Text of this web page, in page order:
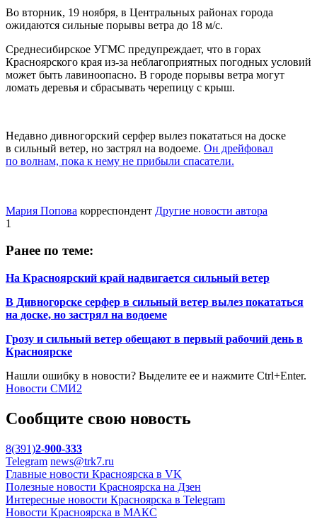
Во вторник, 19 ноября, в Центральных районах города
ожидаются сильные порывы ветра до 18 м/с.
Среднесибирское УГМС предупреждает, что в горах
Красноярского края из-за неблагоприятных погодных условий
может быть лавиноопасно. В городе порывы ветра могут
ломать деревья и сбрасывать черепицу с крыш.
Недавно дивногорский серфер вылез покататься на доске
в сильный ветер, но застрял на водоеме. Он дрейфовал
по волнам, пока к нему не прибыли спасатели.
Мария Попова корреспондент Другие новости автора
1
Ранее по теме:
На Красноярский край надвигается сильный ветер
В Дивногорске серфер в сильный ветер вылез покататься
на доске, но застрял на водоеме
Грозу и сильный ветер обещают в первый рабочий день в
Красноярске
Нашли ошибку в новости? Выделите ее и нажмите Ctrl+Enter.
Новости СМИ2
Сообщите свою новость
8(391)2-900-333
Telegram news@trk7.ru
Главные новости Красноярска в VK
Полезные новости Красноярска на Дзен
Интересные новости Красноярска в Telegram
Новости Красноярска в МАКС